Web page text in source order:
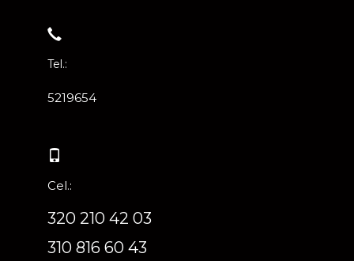
Tel.:
5219654
Cel.:
320 210 42 03
310 816 60 43